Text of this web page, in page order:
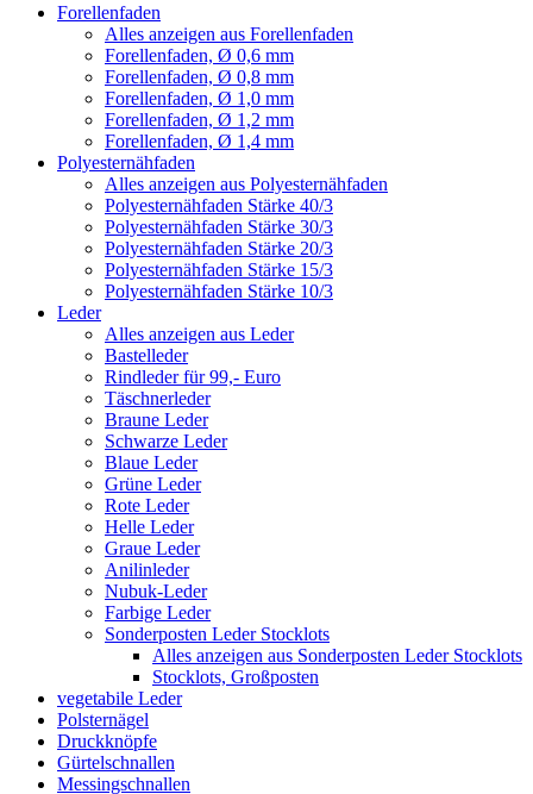
Forellenfaden
Alles anzeigen aus Forellenfaden
Forellenfaden, Ø 0,6 mm
Forellenfaden, Ø 0,8 mm
Forellenfaden, Ø 1,0 mm
Forellenfaden, Ø 1,2 mm
Forellenfaden, Ø 1,4 mm
Polyesternähfaden
Alles anzeigen aus Polyesternähfaden
Polyesternähfaden Stärke 40/3
Polyesternähfaden Stärke 30/3
Polyesternähfaden Stärke 20/3
Polyesternähfaden Stärke 15/3
Polyesternähfaden Stärke 10/3
Leder
Alles anzeigen aus Leder
Bastelleder
Rindleder für 99,- Euro
Täschnerleder
Braune Leder
Schwarze Leder
Blaue Leder
Grüne Leder
Rote Leder
Helle Leder
Graue Leder
Anilinleder
Nubuk-Leder
Farbige Leder
Sonderposten Leder Stocklots
Alles anzeigen aus Sonderposten Leder Stocklots
Stocklots, Großposten
vegetabile Leder
Polsternägel
Druckknöpfe
Gürtelschnallen
Messingschnallen